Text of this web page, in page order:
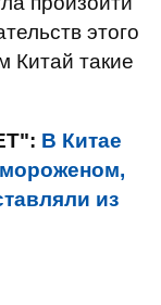
этого
Китай такие
В Китае
из